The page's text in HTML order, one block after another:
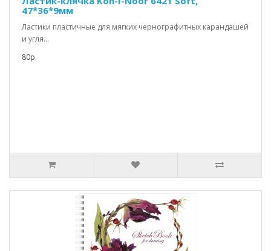
47*36*9мм
Ластики пластичные для мягких чернографитных карандашей
и угля...
80р.